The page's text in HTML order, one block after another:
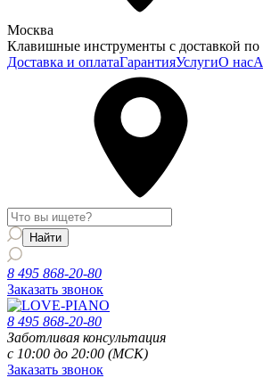
Москва
Клавишные инструменты с доставкой
Доставка и оплатаГарантияУслугиО нас
8 495 868-20-80
Заказать звонок
8 495 868-20-80
Заботливая консультация
с 10:00 до 20:00 (МСК)
Заказать звонок